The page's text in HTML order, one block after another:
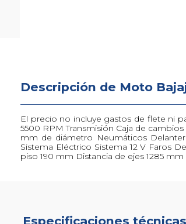
Descripción de Moto
Descripción de Moto
El precio no incluye gastos de flete ni
5500 RPM Transmisión Caja de
mm de diámetro Neumáticos
Sistema Eléctrico Sistema 12 V Faros
piso 190 mm Distancia de ejes 1285 mm
Especificaciones